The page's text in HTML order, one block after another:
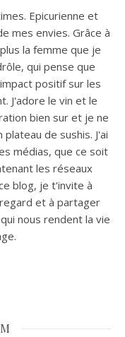
Epicurienne et
mes envies. Grâce à
la femme que je
qui pense que
positif sur les
J'adore le vin et le
bien sur et je ne
de sushis. J'ai
médias, que ce soit
les réseaux
blog, je t'invite à
et à partager
nous rendent la vie